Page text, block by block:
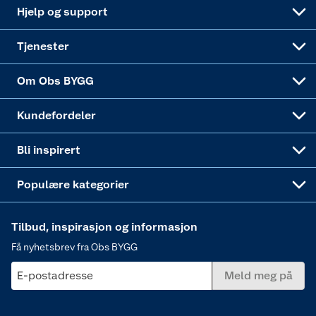
Hjelp og support
Tjenester
Om Obs BYGG
Kundefordeler
Bli inspirert
Populære kategorier
Tilbud, inspirasjon og informasjon
Få nyhetsbrev fra Obs BYGG
E-postadresse Meld meg på